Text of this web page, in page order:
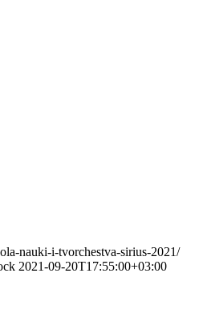
nauki-i-tvorchestva-sirius-2021/
2021-09-20T17:55:00+03:00